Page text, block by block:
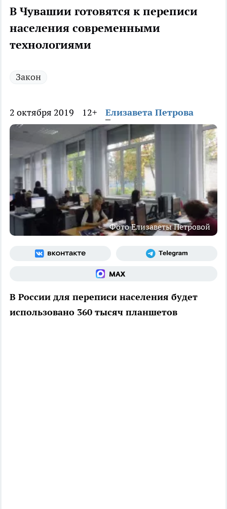
В Чувашии готовятся к переписи
населения современными
технологиями
Закон
2 октября 2019 12+ Елизавета Петрова
Фото Елизаветы Петровой
В России для переписи населения будет
использовано 360 тысяч планшетов